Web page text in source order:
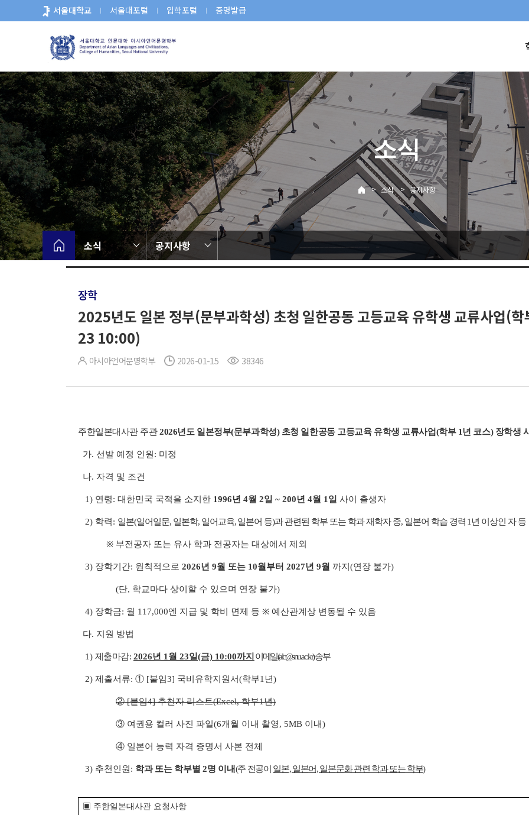
로
뉴
서울대학교 서울대포털 입학포털 증명발급
소식
> 소식 > 공지사항
소식 공지사항
장학
2025년도 일본 정부(문부과학성) 초청 일한공동 고등교육 유학생 교류사업(
23 10:00)
아시아언어문명학부 2026-01-15 38346
주한일본대사관 주관2026년도 일본정부(문부과학성) 초청 일한공동 고등교육 유학생 교류사업(학부 1년 코스) 장학생
가. 선발 예정 인원: 미정
나. 자격 및 조건
1) 연령: 대한민국 국적을 소지한 1996년 4월 2일 ~ 200년 4월 1일 사이 출생자
2) 학력: 일본(일어일문, 일본학, 일어교육, 일본어 등)과 관련된 학부 또는 학과 재학자 중, 일본어 학습 경력 1년 이상인 자 등
※ 부전공자 또는 유사 학과 전공자는 대상에서 제외
3) 장학기간: 원칙적으로 2026년 9월 또는 10월부터 2027년 9월 까지(연장 불가)
(단, 학교마다 상이할 수 있으며 연장 불가)
4) 장학금: 월 117,000엔 지급 및 학비 면제 등 ※ 예산관계상 변동될 수 있음
다. 지원 방법
1) 제출마감: 2026년 1월 23일(금) 10:00까지 이메일(alc@snu.ac.kr) 송부
2) 제출서류: ① [붙임3] 국비유학지원서(학부1년)
② [붙임4] 추천자 리스트(Excel, 학부1년)
③ 여권용 컬러 사진 파일(6개월 이내 촬영, 5MB 이내)
④ 일본어 능력 자격 증명서 사본 전체
3) 추천인원: 학과 또는 학부별 2명 이내(주 전공이 일본, 일본어, 일본문화 관련 학과 또는 학부)
▣ 주한일본대사관 요청사항